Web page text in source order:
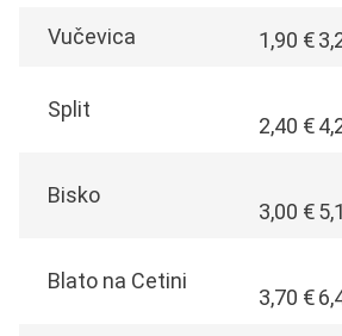
Vučevica 1,90 €
Split
2,40 €
Bisko
3,00 €
Blato na Cetini
3,70 €